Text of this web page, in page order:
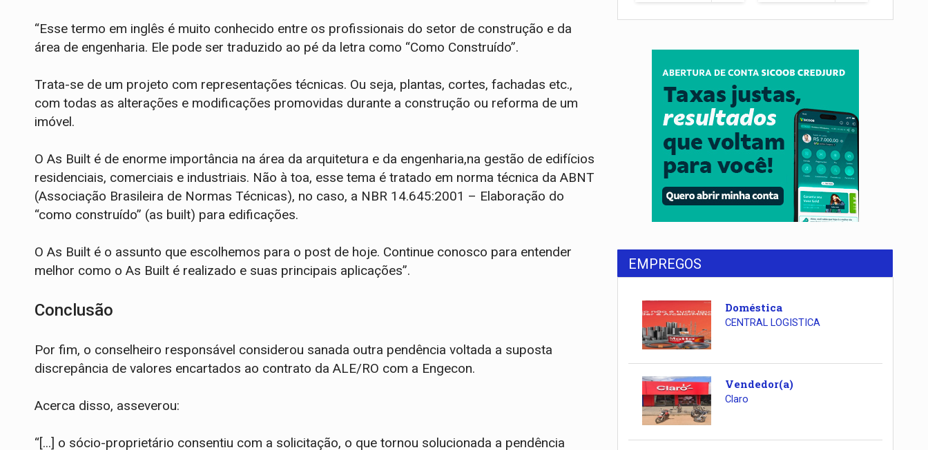
“Esse termo em inglês é muito conhecido entre os profissionais do setor de construção e da
área de engenharia. Ele pode ser traduzido ao pé da letra como “Como Construído”.
Trata-se de um projeto com representações técnicas. Ou seja, plantas, cortes, fachadas etc.,
com todas as alterações e modificações promovidas durante a construção ou reforma de um
imóvel.
O As Built é de enorme importância na área da arquitetura e da engenharia,na gestão de edifícios
residenciais, comerciais e industriais. Não à toa, esse tema é tratado em norma técnica da ABNT
(Associação Brasileira de Normas Técnicas), no caso, a NBR 14.645:2001 – Elaboração do
“como construído” (as built) para edificações.
O As Built é o assunto que escolhemos para o post de hoje. Continue conosco para entender
melhor como o As Built é realizado e suas principais aplicações”.
Conclusão
Por fim, o conselheiro responsável considerou sanada outra pendência voltada a suposta
discrepância de valores encartados ao contrato da ALE/RO com a Engecon.
Acerca disso, asseverou:
“[...] o sócio-proprietário consentiu com a solicitação, o que tornou solucionada a pendência
EMPREGOS
Doméstica
CENTRAL LOGISTICA
Vendedor(a)
Claro